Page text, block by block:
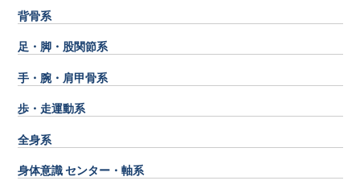
背骨系
足・脚・股関節系
手・腕・肩甲骨系
歩・走運動系
全身系
身体意識 センター・軸系